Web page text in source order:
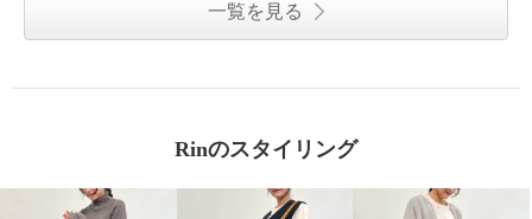
一覧を見る
Rinのスタイリング